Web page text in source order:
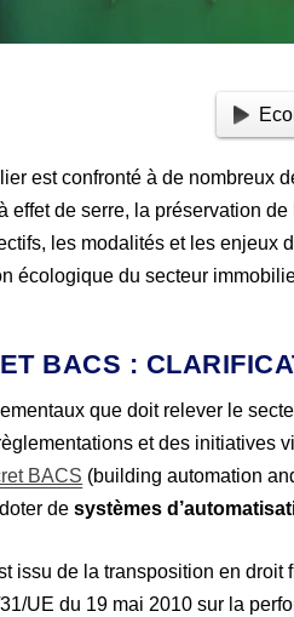
est confronté à de nombreux
effet de serre, la préservation
les modalités et les enjeux
écologique du secteur
BACS :
que doit relever le
et des initiatives
BACS (building automation
desystèmes
issu de la transposition en
UE du 19 mai 2010 sur la